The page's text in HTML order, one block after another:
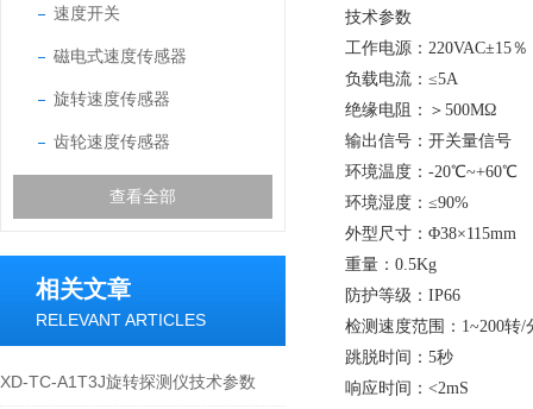
速度开关
磁电式速度传感器
旋转速度传感器
齿轮速度传感器
查看全部
相关文章
RELEVANT ARTICLES
XD-TC-A1T3J旋转探测仪技术参数
技术参数
工作电源：220VAC±15％
负载电流：≤5A
绝缘电阻：＞500MΩ
输出信号：开关量信号
环境温度：-20℃~+60℃
环境湿度：≤90%
外型尺寸：Φ38×115mm
重量：0.5Kg
防护等级：IP66
检测速度范围：1~200转/
跳脱时间：5秒
响应时间：<2mS